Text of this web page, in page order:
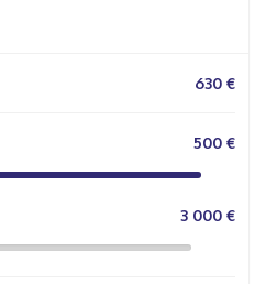
630 €
500 €
3 000 €